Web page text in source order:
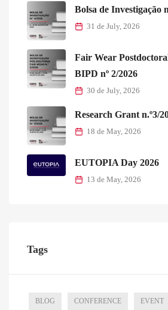
Bolsa de Investigação
31 de July, 2026
Fair Wear
BIPD nº 2/2026
30 de July, 2026
Research Grant n.º3/
18 de May, 2026
EUTOPIA Day 2026
13 de May, 2026
Tags
BLOG CONFERENCE EVENT